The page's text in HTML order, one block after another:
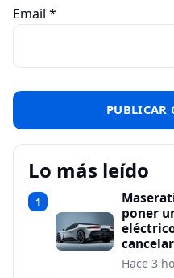
Email *
Lo más leído
1
poner
Hace 3